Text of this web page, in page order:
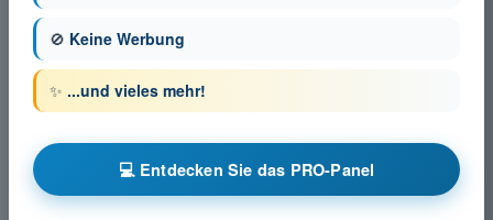
🚫 Keine Werbung
✨ ...und vieles mehr!
💻 Entdecken Sie das PRO-Panel